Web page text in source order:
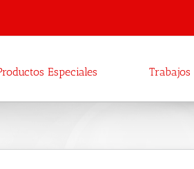
Especiales Trabajos